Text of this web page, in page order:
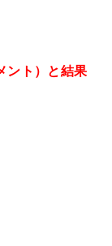
ント）と結果